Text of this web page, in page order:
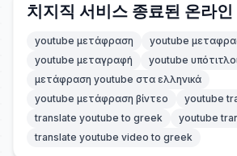
치지직 서비스 종료된 온라
youtube μετάφραση
youtube
youtube μεταγραφή
youtube
μετάφραση youtube στα ελληνικά
youtube μετάφραση βίντεο
youtube
translate youtube to greek
youtube
translate youtube video to greek